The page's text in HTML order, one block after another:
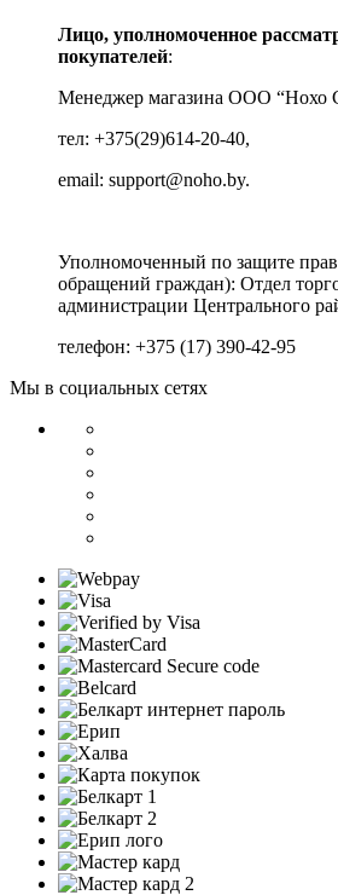
Лицо, уполномоченное
покупателей:
Менеджер магазина ООО “Нохо
тел: +375(29)614-20-40,
email: support@noho.by.
Уполномоченный по защите прав
обращений граждан): Отдел
администрации Центрального
телефон: +375 (17) 390-42-95
Мы в социальных сетях